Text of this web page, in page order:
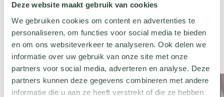
Deze website maakt gebruik van cookies
We gebruiken cookies om content en advertenties te
personaliseren, om functies voor social media te bieden
en om ons websiteverkeer te analyseren. Ook delen we
informatie over uw gebruik van onze site met onze
partners voor social media, adverteren en analyse. Deze
partners kunnen deze gegevens combineren met andere
informatie die u aan ze heeft verstrekt of die ze hebben
pergola en bois ou un étang apaisant pour une atmosphère
authentique et charmante.